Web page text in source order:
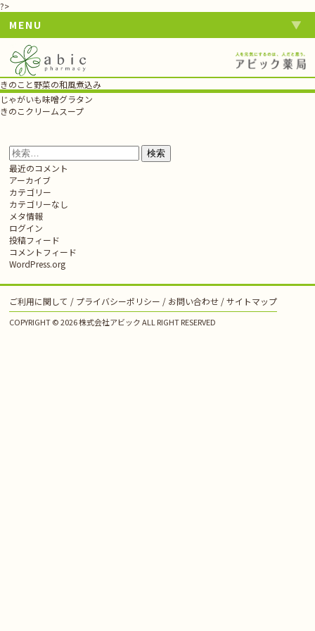
?>
MENU
きのこと野菜の和風煮込み
投
稿
じゃがいも味噌グラタン
きのこクリームスープ
検
索:
最近のコメント
アーカイブ
カテゴリー
カテゴリーなし
メタ情報
ログイン
投稿フィード
コメントフィード
WordPress.org
ご利用に関して プライバシーポリシー お問い合わせ サイトマップ
COPYRIGHT © 2026 株式会社アビック ALL RIGHT RESERVED